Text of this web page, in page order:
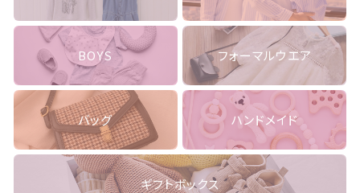
BOYS フォーマルウエア
バッグ ハンドメイド
ギフトボックス
よくある質問
プライバシーポリシー
特定商取引法に基づく表記
お問い合わせ